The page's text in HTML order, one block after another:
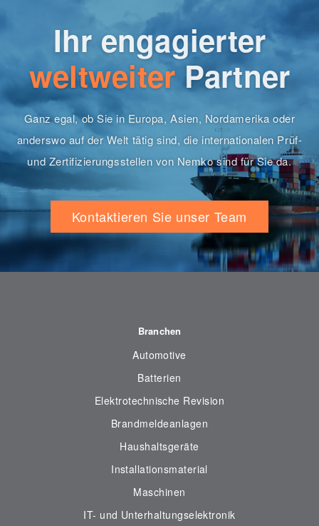
Ihr engagierter
weltweiterPartner
Ganz egal, ob Sie in Europa, Asien, Nordamerika oder
anderswo auf der Welt tätig sind, die internationalen Prüf-
und Zertifizierungsstellen von Nemko sind für Sie da.
Kontaktieren Sie unser Team
Branchen
Automotive
Batterien
Elektrotechnische Revision
Brandmeldeanlagen
Haushaltsgeräte
Installationsmaterial
Maschinen
IT- und Unterhaltungselektronik